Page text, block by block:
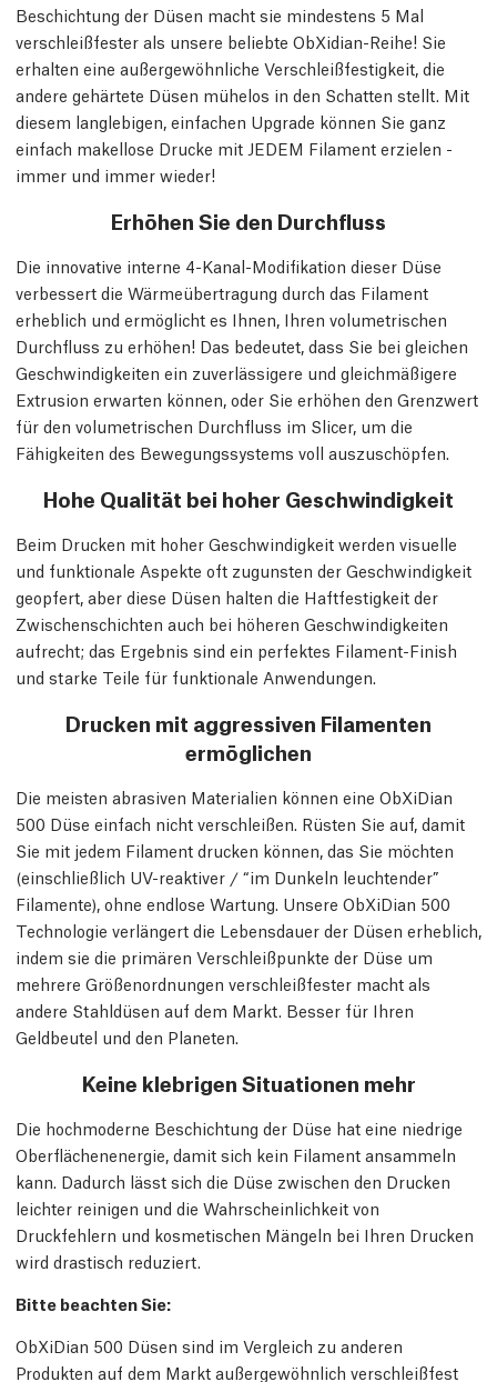
Beschichtung der Düsen macht sie mindestens 5 Mal
verschleißfester als unsere beliebte ObXidian-Reihe! Sie
erhalten eine außergewöhnliche Verschleißfestigkeit, die
andere gehärtete Düsen mühelos in den Schatten stellt. Mit
diesem langlebigen, einfachen Upgrade können Sie ganz
einfach makellose Drucke mit JEDEM Filament erzielen -
immer und immer wieder!
Erhöhen Sie den Durchfluss
Die innovative interne 4-Kanal-Modifikation dieser Düse
verbessert die Wärmeübertragung durch das Filament
erheblich und ermöglicht es Ihnen, Ihren volumetrischen
Durchfluss zu erhöhen! Das bedeutet, dass Sie bei gleichen
Geschwindigkeiten ein zuverlässigere und gleichmäßigere
Extrusion erwarten können, oder Sie erhöhen den Grenzwert
für den volumetrischen Durchfluss im Slicer, um die
Fähigkeiten des Bewegungssystems voll auszuschöpfen.
Hohe Qualität bei hoher Geschwindigkeit
Beim Drucken mit hoher Geschwindigkeit werden visuelle
und funktionale Aspekte oft zugunsten der Geschwindigkeit
geopfert, aber diese Düsen halten die Haftfestigkeit der
Zwischenschichten auch bei höheren Geschwindigkeiten
aufrecht; das Ergebnis sind ein perfektes Filament-Finish
und starke Teile für funktionale Anwendungen.
Drucken mit aggressiven Filamenten
ermöglichen
Die meisten abrasiven Materialien können eine ObXiDian
500 Düse einfach nicht verschleißen. Rüsten Sie auf, damit
Sie mit jedem Filament drucken können, das Sie möchten
(einschließlich UV-reaktiver / “im Dunkeln leuchtender”
Filamente), ohne endlose Wartung. Unsere ObXiDian 500
Technologie verlängert die Lebensdauer der Düsen erheblich,
indem sie die primären Verschleißpunkte der Düse um
mehrere Größenordnungen verschleißfester macht als
andere Stahldüsen auf dem Markt. Besser für Ihren
Geldbeutel und den Planeten.
Keine klebrigen Situationen mehr
Die hochmoderne Beschichtung der Düse hat eine niedrige
Oberflächenenergie, damit sich kein Filament ansammeln
kann. Dadurch lässt sich die Düse zwischen den Drucken
leichter reinigen und die Wahrscheinlichkeit von
Druckfehlern und kosmetischen Mängeln bei Ihren Drucken
wird drastisch reduziert.
Bitte beachten Sie:
ObXiDian 500 Düsen sind im Vergleich zu anderen
Produkten auf dem Markt außergewöhnlich verschleißfest